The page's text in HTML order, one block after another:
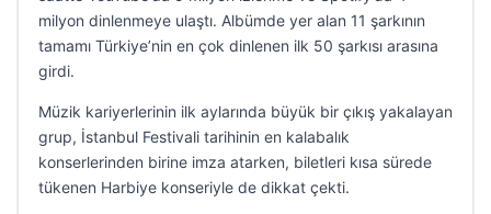
milyon dinlenmeye ulaştı. Albümde yer alan 11 şarkının
tamamı Türkiye’nin en çok dinlenen ilk 50 şarkısı arasına
girdi.
Müzik kariyerlerinin ilk aylarında büyük bir çıkış yakalayan
grup, İstanbul Festivali tarihinin en kalabalık
konserlerinden birine imza atarken, biletleri kısa sürede
tükenen Harbiye konseriyle de dikkat çekti.